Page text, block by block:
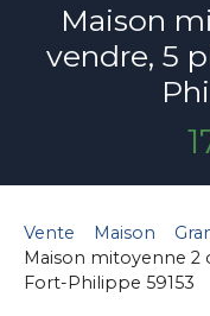
Maison
vendre, 5
Vente Maison
Maison mitoyenne 2
Fort-Philippe 59153